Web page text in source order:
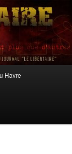
Havre